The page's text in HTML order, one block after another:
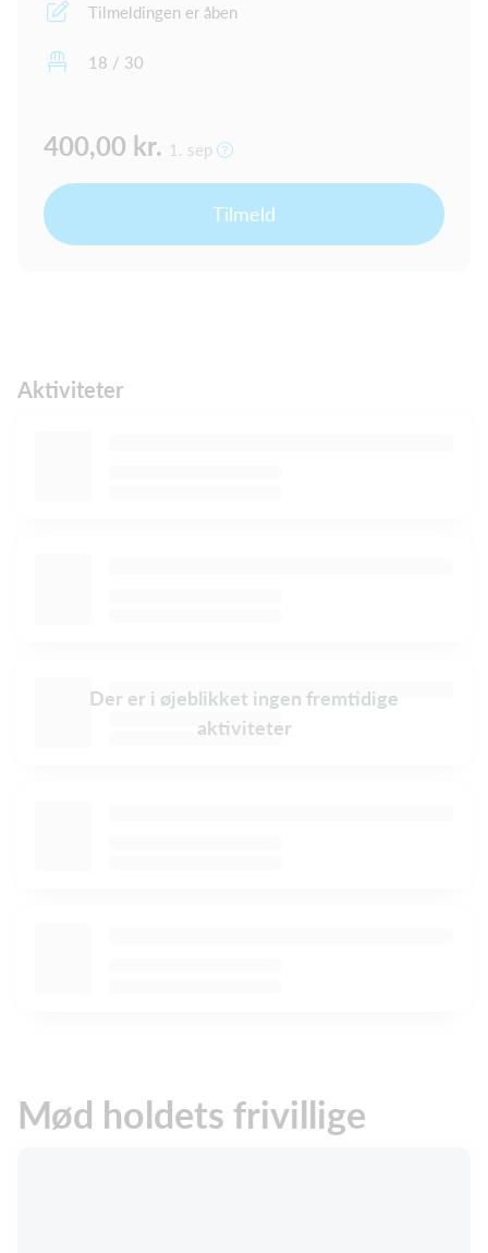
Tilmeldingen er åben
18 / 30
400,00 kr. 1. sep
Tilmeld
Aktiviteter
Der er i øjeblikket ingen fremtidige
aktiviteter
Mød holdets frivillige